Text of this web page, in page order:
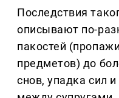
Последствия
описывают по-
пакостей
предметов) до
снов, упадка сил